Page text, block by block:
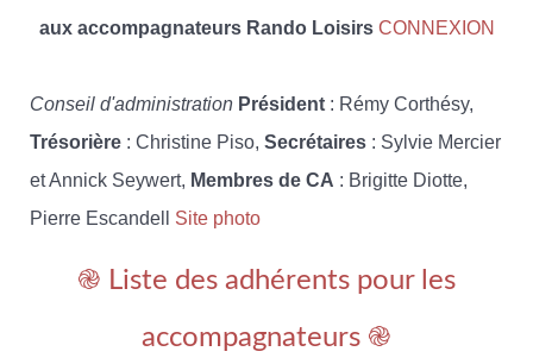
aux accompagnateurs Rando Loisirs CONNEXION
Conseil d'administration Président : Rémy Corthésy,
Trésorière : Christine Piso, Secrétaires : Sylvie Mercier
et Annick Seywert, Membres de CA : Brigitte Diotte,
Pierre Escandell Site photo
֎ Liste des adhérents pour les
accompagnateurs ֎